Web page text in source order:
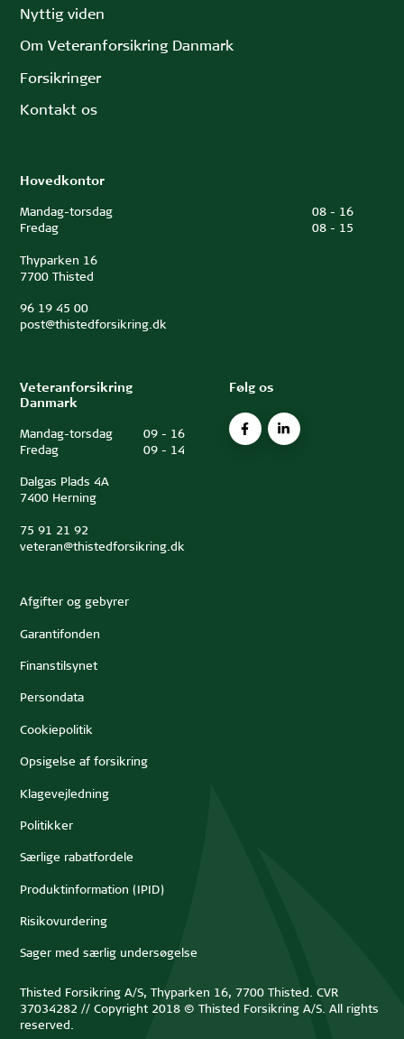
Nyttig viden
Om Veteranforsikring Danmark
Forsikringer
Kontakt os
Hovedkontor
Mandag-torsdag 08- 16
Fredag
08- 15
Thyparken 16
7700 Thisted
96 19 45 00
post@thistedforsikring.dk
Veteranforsikring
Danmark
Mandag-torsdag 09- 16
Fredag
09- 14
Dalgas Plads 4A
7400 Herning
75 91 21 92
veteran@thistedforsikring.dk
Følg os
Afgifter og gebyrer
Garantifonden
Finanstilsynet
Persondata
Cookiepolitik
Opsigelse af forsikring
Klagevejledning
Politikker
Særlige rabatfordele
Produktinformation (IPID)
Risikovurdering
Sager med særlig undersøgelse
Thisted Forsikring A/S, Thyparken 16, 7700 Thisted. CVR
37034282 // Copyright 2018 © Thisted Forsikring A/S. All rights
reserved.